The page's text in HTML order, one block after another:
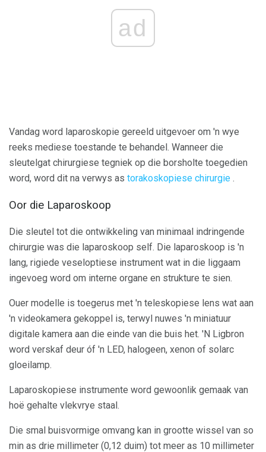
ad
Vandag word laparoskopie gereeld uitgevoer om 'n wye
reeks mediese toestande te behandel. Wanneer die
sleutelgat chirurgiese tegniek op die borsholte toegedien
word, word dit na verwys as torakoskopiese chirurgie .
Oor die Laparoskoop
Die sleutel tot die ontwikkeling van minimaal indringende
chirurgie was die laparoskoop self. Die laparoskoop is 'n
lang, rigiede veseloptiese instrument wat in die liggaam
ingevoeg word om interne organe en strukture te sien.
Ouer modelle is toegerus met 'n teleskopiese lens wat aan
'n videokamera gekoppel is, terwyl nuwes 'n miniatuur
digitale kamera aan die einde van die buis het. 'N Ligbron
word verskaf deur óf 'n LED, halogeen, xenon of solarc
gloeilamp.
Laparoskopiese instrumente word gewoonlik gemaak van
hoë gehalte vlekvrye staal.
Die smal buisvormige omvang kan in grootte wissel van so
min as drie millimeter (0,12 duim) tot meer as 10 millimeter